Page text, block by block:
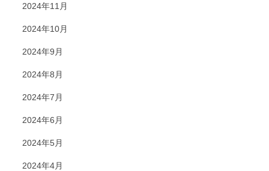
2024年11月
2024年10月
2024年9月
2024年8月
2024年7月
2024年6月
2024年5月
2024年4月